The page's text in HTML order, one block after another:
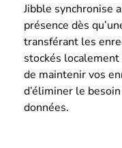
Jibble synchronise
présence dès
transférant les
stockés
de maintenir vos
d’éliminer le
données.